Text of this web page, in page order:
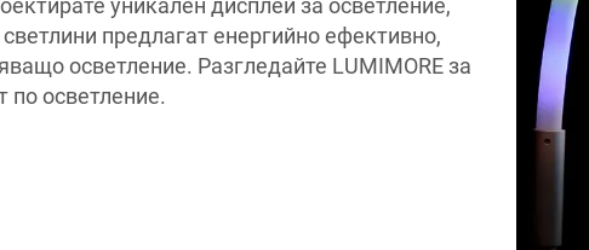
уникален дисплей за осветление,
предлагат енергийно ефективно,
осветление. Разгледайте LUMIMORE за
по осветление.